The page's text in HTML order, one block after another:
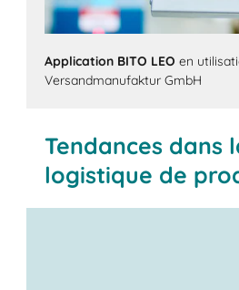
Application BITO LEO en
Versandmanufaktur GmbH
Tendances dans
logistique de